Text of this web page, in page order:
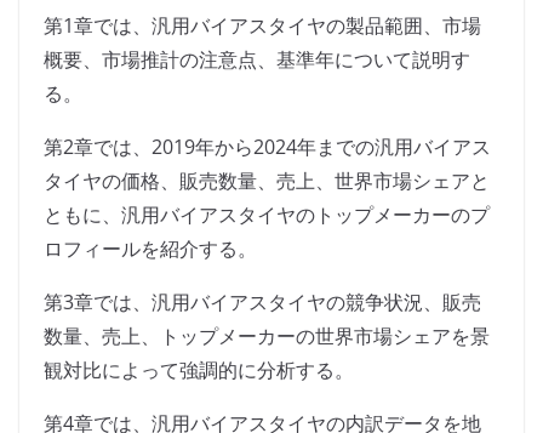
第1章では、汎用バイアスタイヤの製品範囲、市場
概要、市場推計の注意点、基準年について説明す
る。
第2章では、2019年から2024年までの汎用バイアス
タイヤの価格、販売数量、売上、世界市場シェアと
ともに、汎用バイアスタイヤのトップメーカーのプ
ロフィールを紹介する。
第3章では、汎用バイアスタイヤの競争状況、販売
数量、売上、トップメーカーの世界市場シェアを景
観対比によって強調的に分析する。
第4章では、汎用バイアスタイヤの内訳データを地